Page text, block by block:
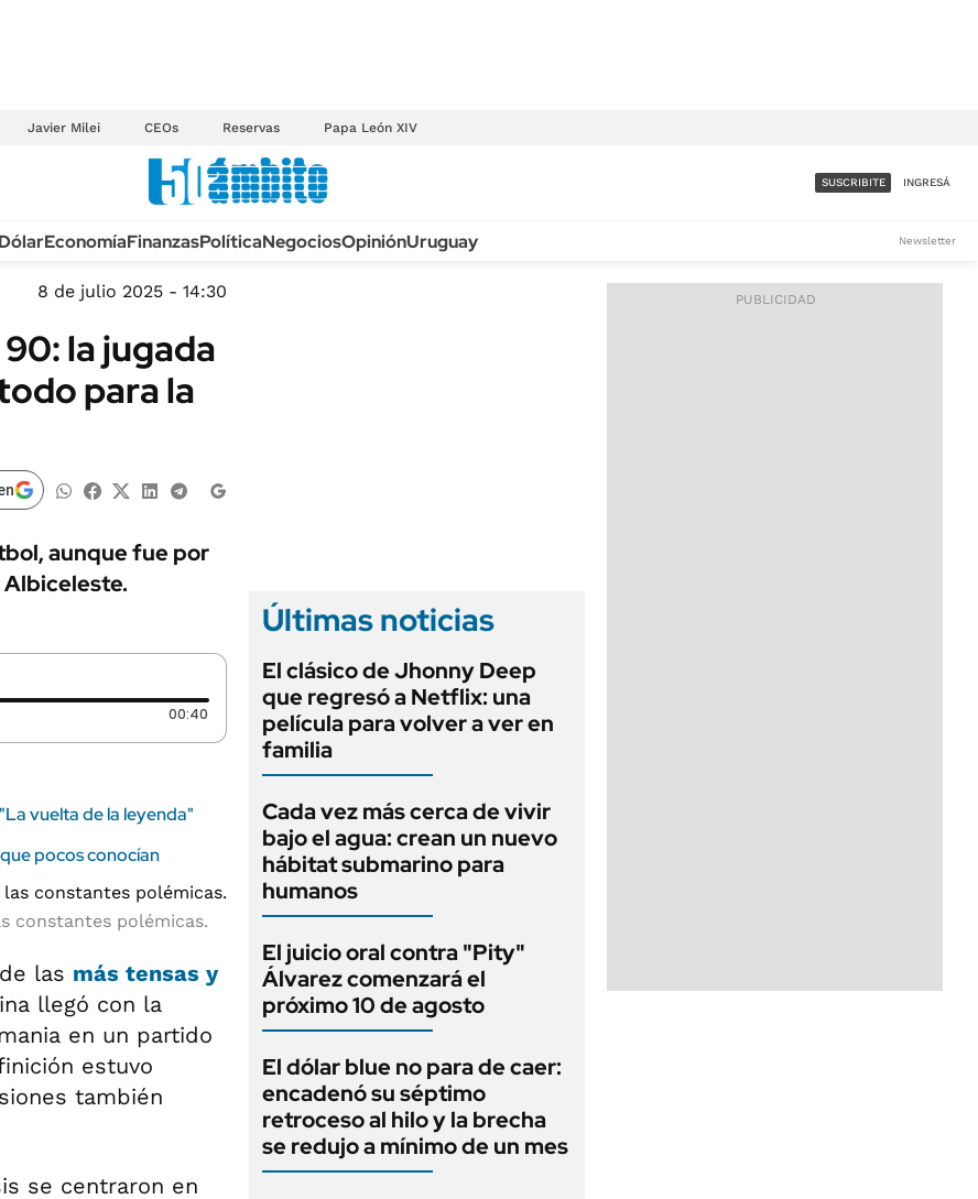
Javier Milei CEOs Reservas Papa León XIV
TECNOLOGÍA
MÉXICO
MUNDO
INFORMACIÓN GENERAL
AUTOS
ACCESO FULL - $1.800/MES
SUSCRIBITE INGRESÁ
DólarEconomíaFinanzasPolíticaNegociosOpiniónUruguay Newsletter
8 de julio 2025 - 14:30
la jugada
para la
aunque fue por
Albiceleste.
00:40 Duración: 40 segundos
vuelta de la leyenda"
pocos conocían
constantes polémicas.
las más tensas y
llegó con la
en un partido
estuvo
también
se centraron en
Últimas noticias
El clásico de Jhonny Deep
que regresó a Netflix: una
película para volver a ver en
familia
Cada vez más cerca de vivir
bajo el agua: crean un nuevo
hábitat submarino para
humanos
El juicio oral contra "Pity"
Álvarez comenzará el
próximo 10 de agosto
El dólar blue no para de caer:
encadenó su séptimo
retroceso al hilo y la brecha
se redujo a mínimo de un mes